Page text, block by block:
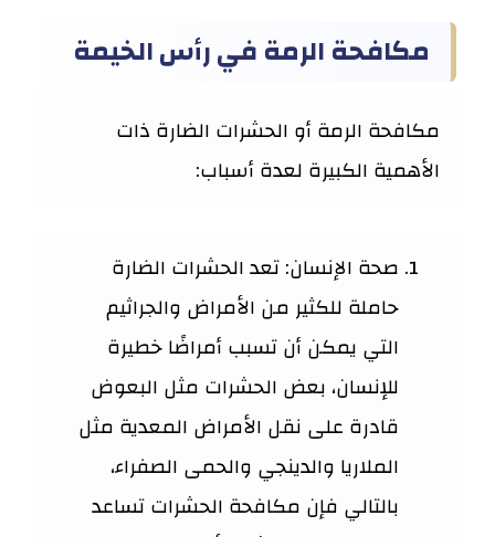
مكافحة الرمة في رأس الخيمة
مكافحة الرمة أو الحشرات الضارة ذات
الأهمية الكبيرة لعدة أسباب:
صحة الإنسان: تعد الحشرات الضارة
حاملة للكثير من الأمراض والجراثيم
التي يمكن أن تسبب أمراضًا خطيرة
للإنسان، بعض الحشرات مثل البعوض
قادرة على نقل الأمراض المعدية مثل
الملاريا والدينجي والحمى الصفراء،
بالتالي فإن مكافحة الحشرات تساعد